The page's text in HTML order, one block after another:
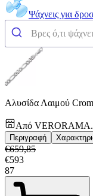
Ψάχνεις για
Αλυσίδα Λαιμού
Από
Περιγραφή
€659,85
€593
87